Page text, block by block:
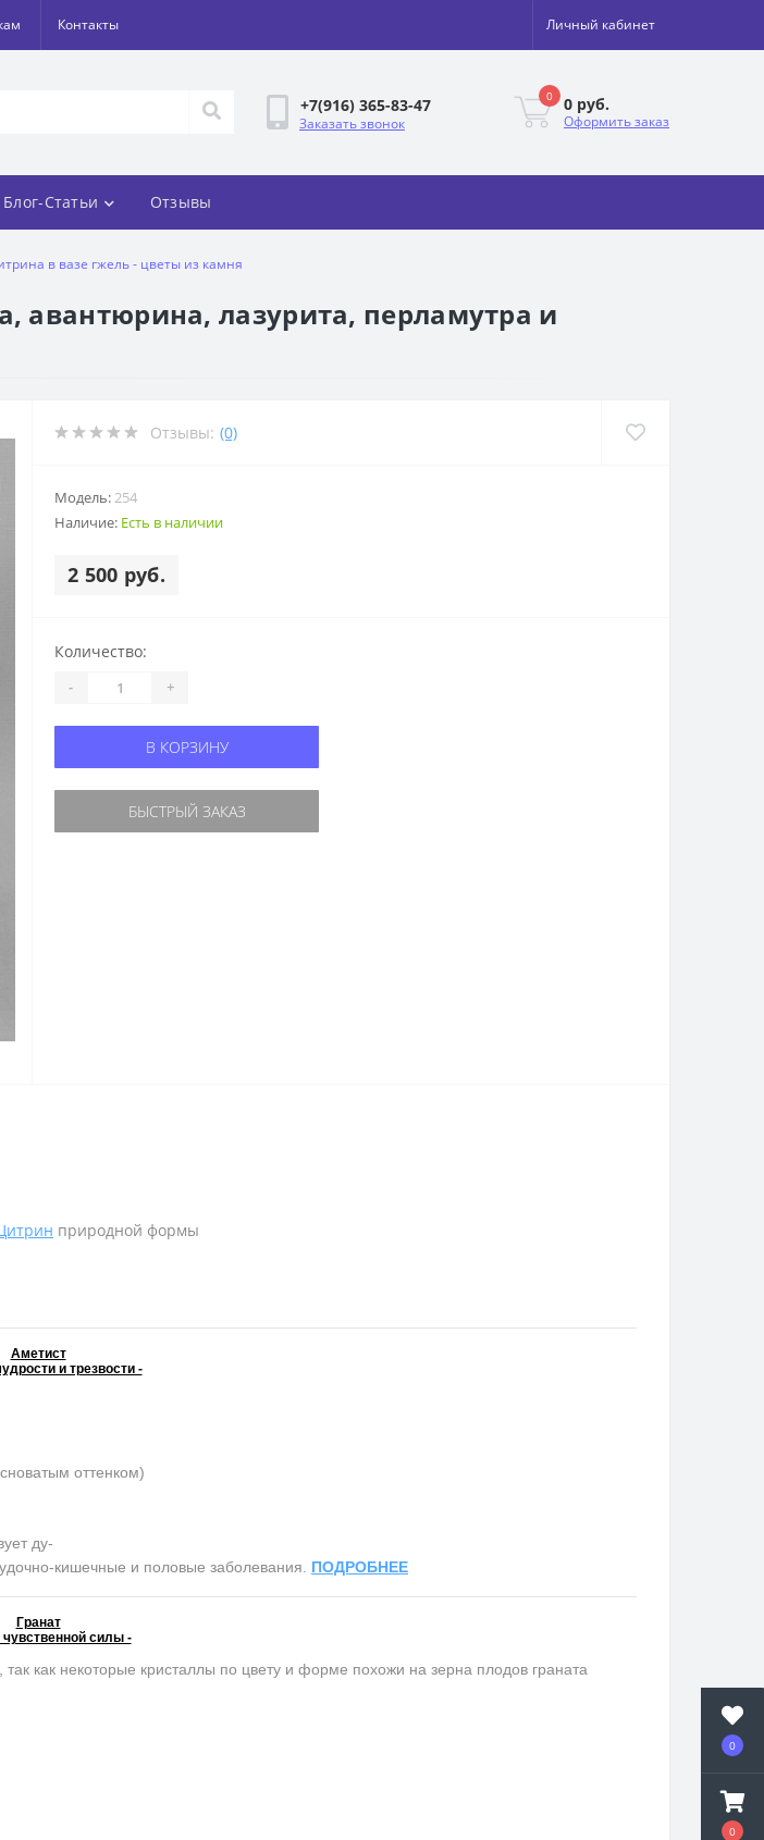
0
0
Контакты Личный кабинет
+7(916) 365-83-47
Заказать звонок
0 0 руб.
Оформить заказ
Блог-Статьи Отзывы
в вазе гжель - цветы из камня
авантюрина, лазурита, перламутра и
Отзывы: (0)
Модель: 254
Наличие: Есть в наличии
2 500 руб.
Количество:
- +
В КОРЗИНУ
БЫСТРЫЙ ЗАКАЗ
природной формы
Аметист
и трезвости -
оттенком)
ду-
кишечные и половые заболевания. ПОДРОБНЕЕ
Гранат
чувственной силы -
как некоторые кристаллы по цвету и форме похожи на зерна плодов граната